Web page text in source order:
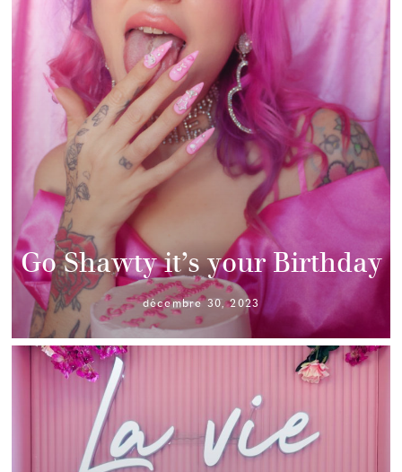
Go Shawty it’s your Birthday
décembre 30, 2023